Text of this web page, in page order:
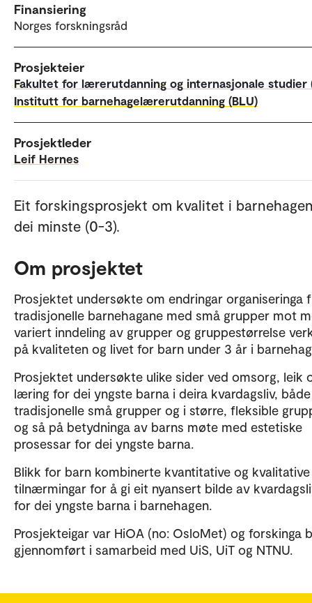
Finansiering
Norges forskningsråd
Prosjekteier
Fakultet for lærerutdanning og internasjonale studier
Institutt for barnehagelærerutdanning (BLU)
Prosjektleder
Leif Hernes
Eit forskingsprosjekt om kvalitet i
dei minste (0-3).
Om prosjektet
Prosjektet undersøkte om endringar organiseringa
tradisjonelle barnehagane med små grupper mot
variert inndeling av grupper og gruppestørrelse
på kvaliteten og livet for barn under 3 år i
Prosjektet undersøkte ulike sider ved omsorg, leik
læring for dei yngste barna i deira kvardagsliv,
tradisjonelle små grupper og i større, fleksible
og så på betydninga av barns møte med estetiske
prosessar for dei yngste barna.
Blikk for barn kombinerte kvantitative og kvalitative
tilnærmingar for å gi eit nyansert bilde av
for dei yngste barna i barnehagen.
Prosjekteigar var HiOA (no: OsloMet) og forskinga
gjennomført i samarbeid med UiS, UiT og NTNU.